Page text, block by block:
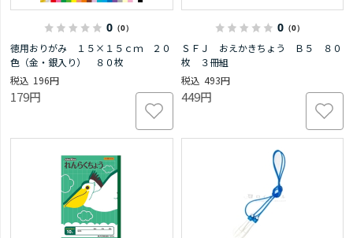
0 （0）
徳用おりがみ １５×１５ｃｍ ２０
色（金・銀入り） ８０枚
196円
179円
0（0）
ＳＦＪ おえかきちょう Ｂ５ ８０
枚 ３冊組
493円
449円